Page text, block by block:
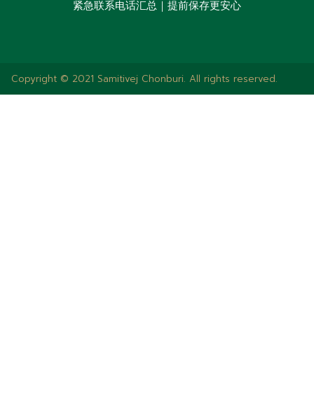
紧急联系电话汇总｜提前保存更安心
Copyright © 2021 Samitivej Chonburi. All rights reserved.